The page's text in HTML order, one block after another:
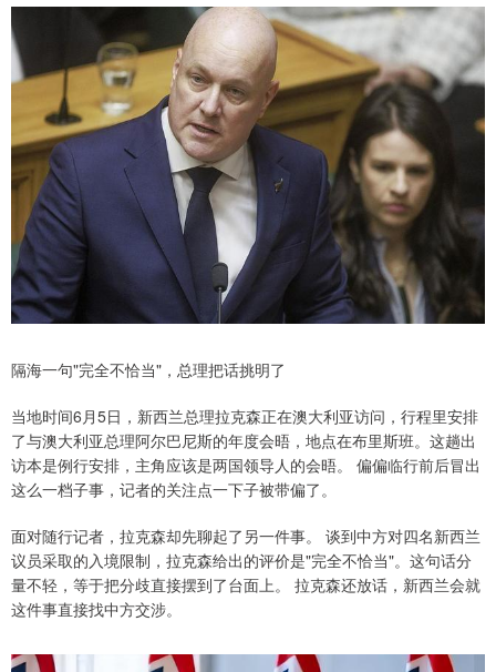
隔海一句"完全不恰当"，总理把话挑明了
当地时间6月5日，新西兰总理拉克森正在澳大利亚访问，行程里安排
了与澳大利亚总理阿尔巴尼斯的年度会晤，地点在布里斯班。这趟出
访本是例行安排，主角应该是两国领导人的会晤。 偏偏临行前后冒出
这么一档子事，记者的关注点一下子被带偏了。
面对随行记者，拉克森却先聊起了另一件事。 谈到中方对四名新西兰
议员采取的入境限制，拉克森给出的评价是"完全不恰当"。这句话分
量不轻，等于把分歧直接摆到了台面上。 拉克森还放话，新西兰会就
这件事直接找中方交涉。